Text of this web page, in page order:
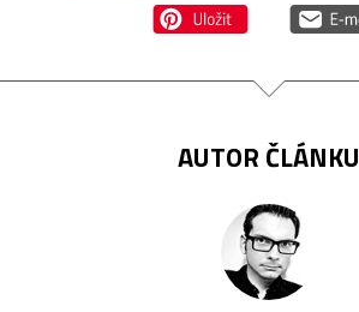
AUTOR ČLÁNKU